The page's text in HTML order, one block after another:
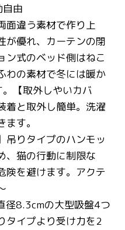
由
面違う素材で作り上
が優れ、カーテンの閉
ン式のベッド側はねこ
わの素材で冬には暖か
【取外しやいカバ
着と取外し簡単。洗濯
す。
吊りタイプのハンモッ
、猫の行動に制限な
険を避けます。アクテ
径8.3cmの大型吸盤4つ
タイプより受け力を2